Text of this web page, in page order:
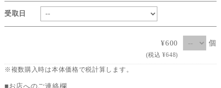
受取日
¥600
(税込 ¥648)
個
※複数購入時は本体価格で税計算します。
■お店へのご連絡欄